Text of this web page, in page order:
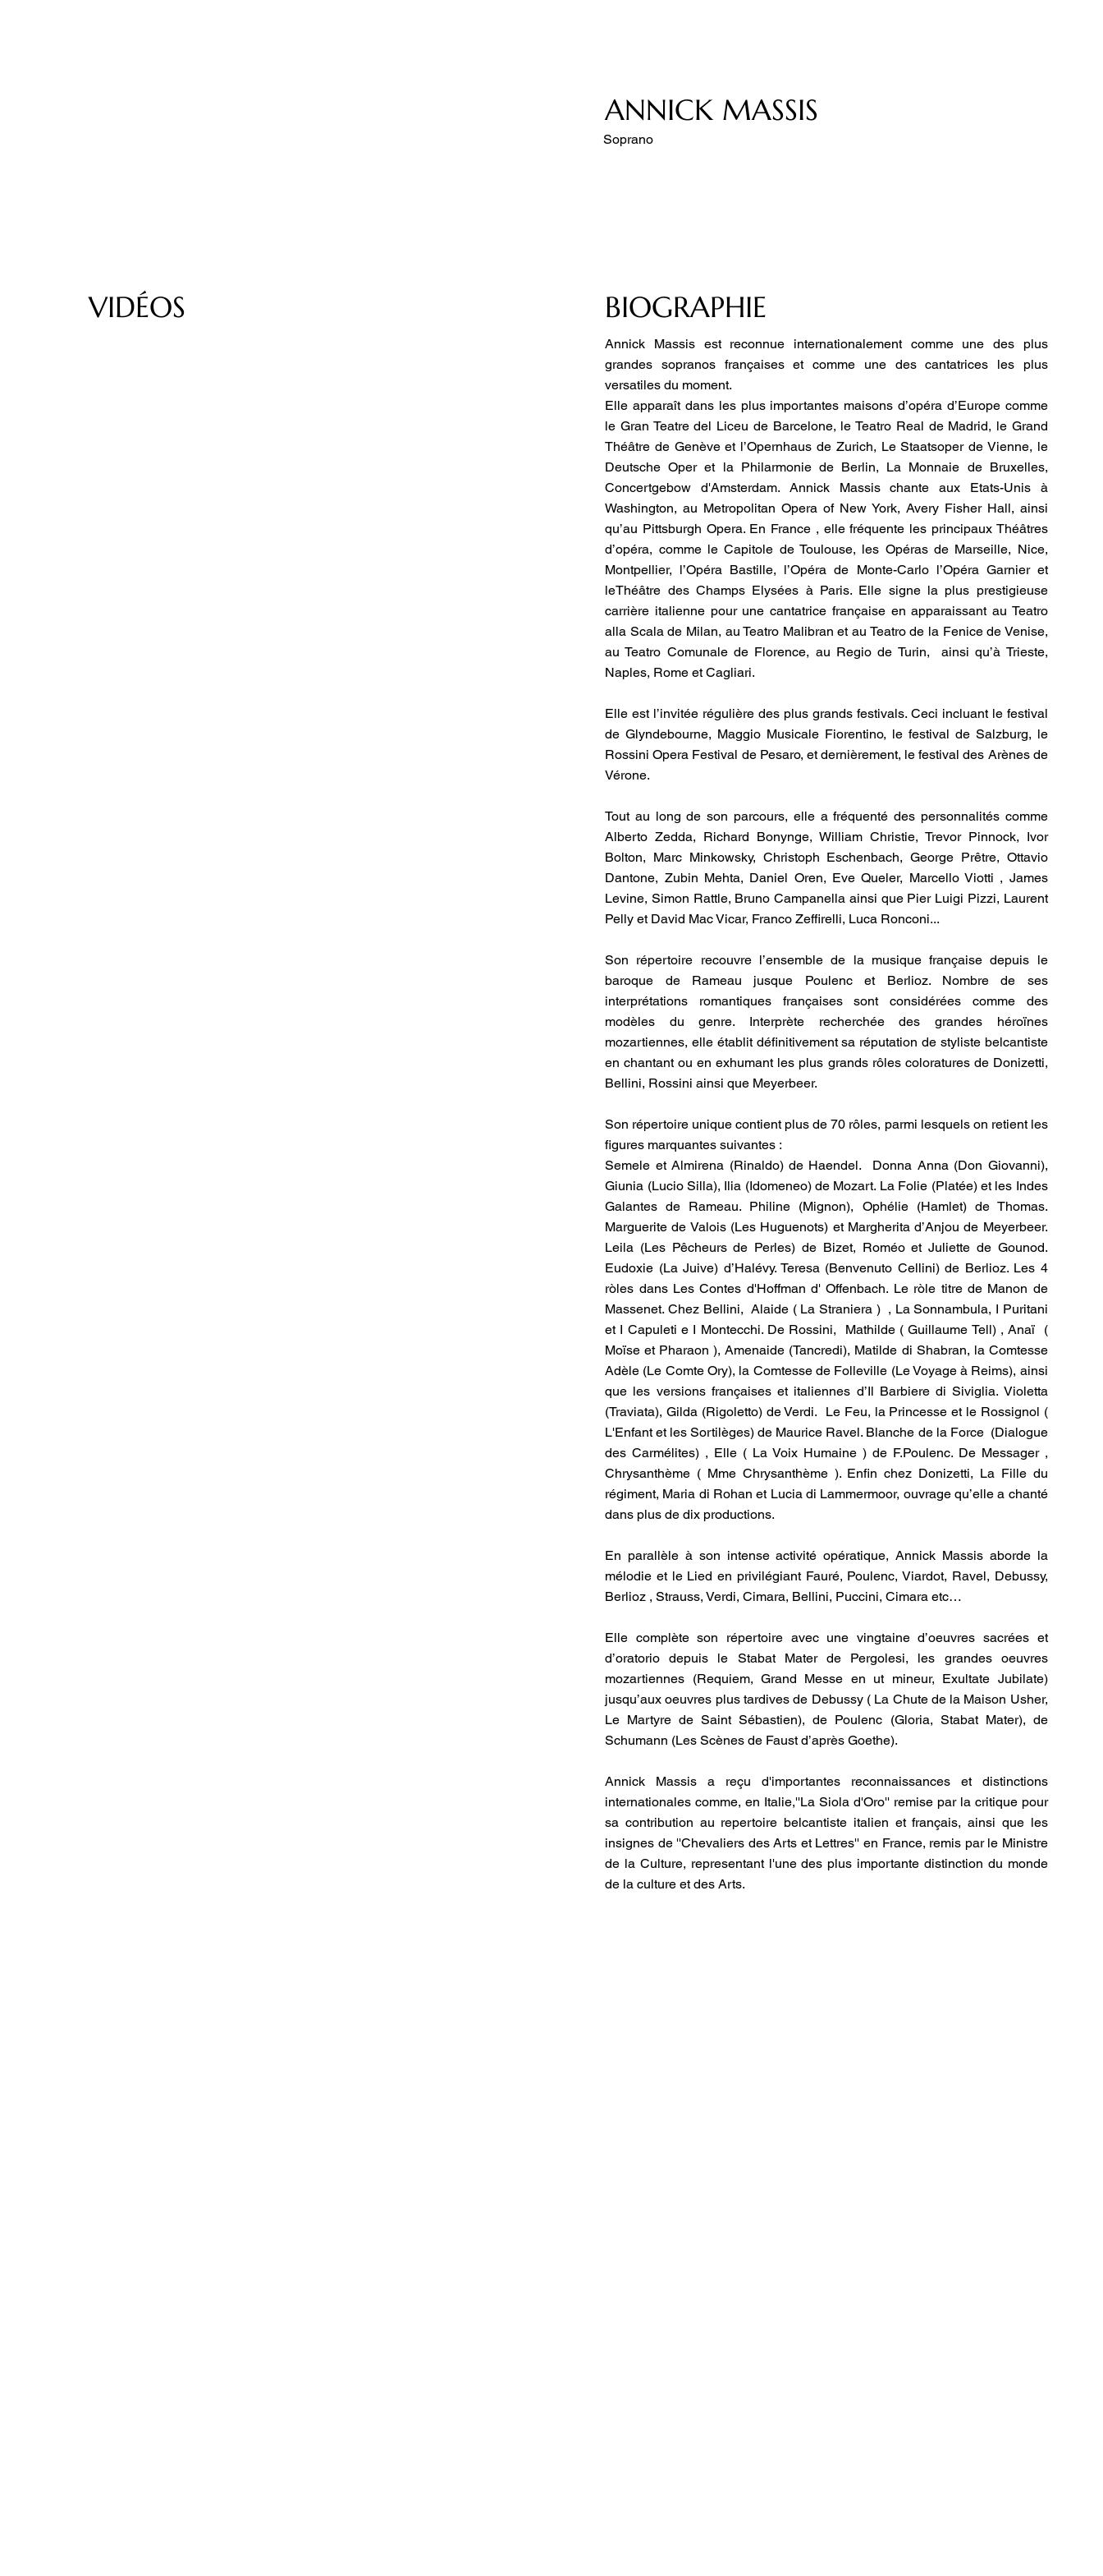
ANNICK MASSIS
Soprano
VIDÉOS BIOGRAPHIE
Annick Massis est reconnue internationalement comme une des plus
grandes sopranos françaises et comme une des cantatrices les plus
versatiles du moment.
Elle apparaît dans les plus importantes maisons d’opéra d’Europe comme
le Gran Teatre del Liceu de Barcelone, le Teatro Real de Madrid, le Grand
Théâtre de Genève et l’Opernhaus de Zurich, Le Staatsoper de Vienne, le
Deutsche Oper et la Philarmonie de Berlin, La Monnaie de Bruxelles,
Concertgebow d'Amsterdam. Annick Massis chante aux Etats-Unis à
Washington, au Metropolitan Opera of New York, Avery Fisher Hall, ainsi
qu’au Pittsburgh Opera. En France , elle fréquente les principaux Théâtres
d’opéra, comme le Capitole de Toulouse, les Opéras de Marseille, Nice,
Montpellier, l’Opéra Bastille, l’Opéra de Monte-Carlo l’Opéra Garnier et
leThéâtre des Champs Elysées à Paris. Elle signe la plus prestigieuse
carrière italienne pour une cantatrice française en apparaissant au Teatro
alla Scala de Milan, au Teatro Malibran et au Teatro de la Fenice de Venise,
au Teatro Comunale de Florence, au Regio de Turin, ainsi qu’à Trieste,
Naples, Rome et Cagliari.
Elle est l’invitée régulière des plus grands festivals. Ceci incluant le festival
de Glyndebourne, Maggio Musicale Fiorentino, le festival de Salzburg, le
Rossini Opera Festival de Pesaro, et dernièrement, le festival des Arènes de
Vérone.
Tout au long de son parcours, elle a fréquenté des personnalités comme
Alberto Zedda, Richard Bonynge, William Christie, Trevor Pinnock, Ivor
Bolton, Marc Minkowsky, Christoph Eschenbach, George Prêtre, Ottavio
Dantone, Zubin Mehta, Daniel Oren, Eve Queler, Marcello Viotti , James
Levine, Simon Rattle, Bruno Campanella ainsi que Pier Luigi Pizzi, Laurent
Pelly et David Mac Vicar, Franco Zeffirelli, Luca Ronconi...
Son répertoire recouvre l’ensemble de la musique française depuis le
baroque de Rameau jusque Poulenc et Berlioz. Nombre de ses
interprétations romantiques françaises sont considérées comme des
modèles du genre. Interprète recherchée des grandes héroïnes
mozartiennes, elle établit définitivement sa réputation de styliste belcantiste
en chantant ou en exhumant les plus grands rôles coloratures de Donizetti,
Bellini, Rossini ainsi que Meyerbeer.
Son répertoire unique contient plus de 70 rôles, parmi lesquels on retient les
figures marquantes suivantes :
Semele et Almirena (Rinaldo) de Haendel. Donna Anna (Don Giovanni),
Giunia (Lucio Silla), Ilia (Idomeneo) de Mozart. La Folie (Platée) et les Indes
Galantes de Rameau. Philine (Mignon), Ophélie (Hamlet) de Thomas.
Marguerite de Valois (Les Huguenots) et Margherita d’Anjou de Meyerbeer.
Leila (Les Pêcheurs de Perles) de Bizet, Roméo et Juliette de Gounod.
Eudoxie (La Juive) d’Halévy. Teresa (Benvenuto Cellini) de Berlioz. Les 4
ròles dans Les Contes d'Hoffman d' Offenbach. Le ròle titre de Manon de
Massenet. Chez Bellini, Alaide ( La Straniera ) , La Sonnambula, I Puritani
et I Capuleti e I Montecchi. De Rossini, Mathilde ( Guillaume Tell) , Anaï (
Moïse et Pharaon ), Amenaide (Tancredi), Matilde di Shabran, la Comtesse
Adèle (Le Comte Ory), la Comtesse de Folleville (Le Voyage à Reims), ainsi
que les versions françaises et italiennes d’Il Barbiere di Siviglia. Violetta
(Traviata), Gilda (Rigoletto) de Verdi. Le Feu, la Princesse et le Rossignol (
L'Enfant et les Sortilèges) de Maurice Ravel. Blanche de la Force (Dialogue
des Carmélites) , Elle ( La Voix Humaine ) de F.Poulenc. De Messager ,
Chrysanthème ( Mme Chrysanthème ). Enfin chez Donizetti, La Fille du
régiment, Maria di Rohan et Lucia di Lammermoor, ouvrage qu’elle a chanté
dans plus de dix productions.
En parallèle à son intense activité opératique, Annick Massis aborde la
mélodie et le Lied en privilégiant Fauré, Poulenc, Viardot, Ravel, Debussy,
Berlioz , Strauss, Verdi, Cimara, Bellini, Puccini, Cimara etc…
Elle complète son répertoire avec une vingtaine d’oeuvres sacrées et
d’oratorio depuis le Stabat Mater de Pergolesi, les grandes oeuvres
mozartiennes (Requiem, Grand Messe en ut mineur, Exultate Jubilate)
jusqu’aux oeuvres plus tardives de Debussy ( La Chute de la Maison Usher,
Le Martyre de Saint Sébastien), de Poulenc (Gloria, Stabat Mater), de
Schumann (Les Scènes de Faust d’après Goethe).
Annick Massis a reçu d'importantes reconnaissances et distinctions
internationales comme, en Italie,''La Siola d'Oro'' remise par la critique pour
sa contribution au repertoire belcantiste italien et français, ainsi que les
insignes de ''Chevaliers des Arts et Lettres'' en France, remis par le Ministre
de la Culture, representant l'une des plus importante distinction du monde
de la culture et des Arts.